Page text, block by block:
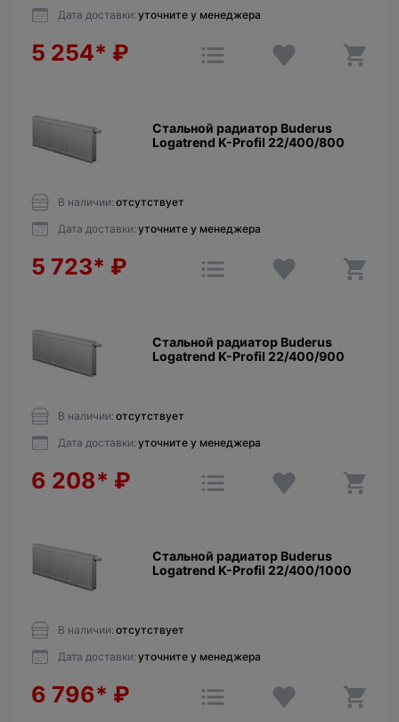
Дата доставки: уточните у менеджера
5 254* ₽
Стальной радиатор Buderus
Logatrend K-Profil 22/400/800
В наличии: отсутствует
Дата доставки: уточните у менеджера
5 723* ₽
Стальной радиатор Buderus
Logatrend K-Profil 22/400/900
В наличии: отсутствует
Дата доставки: уточните у менеджера
6 208* ₽
Стальной радиатор Buderus
Logatrend K-Profil 22/400/1000
В наличии: отсутствует
Дата доставки: уточните у менеджера
6 796* ₽